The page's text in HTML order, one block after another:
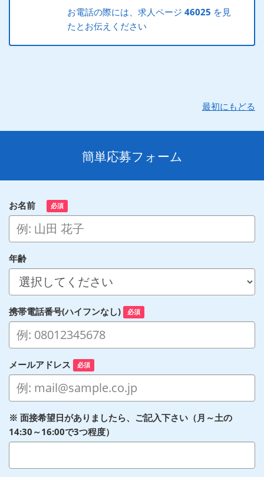
お電話の際には、求人ページ46025 を見
たとお伝えください
最初にもどる
簡単応募フォーム
お名前 必須
年齢
携帯電話番号(ハイフンなし) 必須
メールアドレス 必須
※ 面接希望日がありましたら、ご記入下さい（月～土の
14:30～16:00で3つ程度）